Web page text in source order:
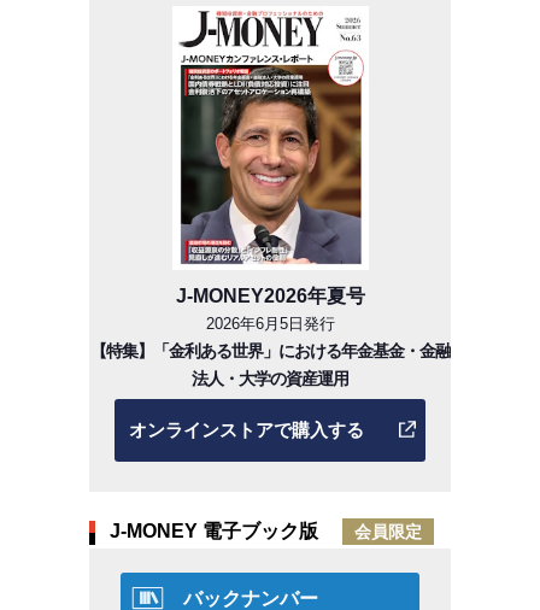
J-MONEY2026年夏号
2026年6月5日発行
【特集】「金利ある世界」における年金基金・金融
法人・大学の資産運用
オンラインストアで購入する
J-MONEY 電子ブック版 会員限定
バックナンバー